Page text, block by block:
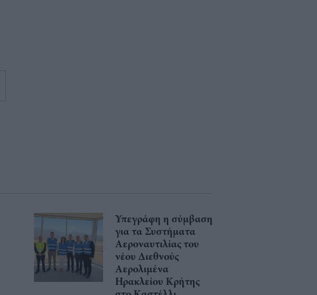
Υπεγράφη η σύμβαση
για τα Συστήματα
Αεροναυτιλίας του
νέου Διεθνούς
Αερολιμένα
Ηρακλείου Κρήτης